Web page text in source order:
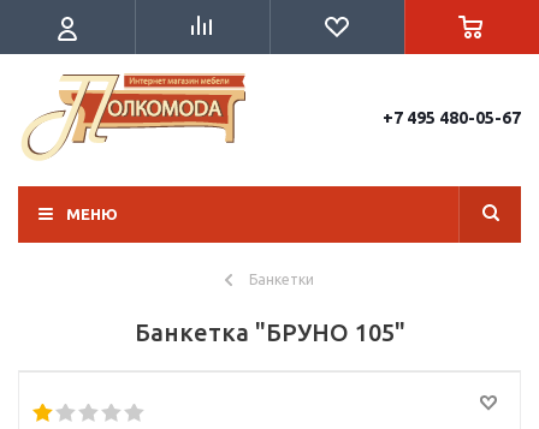
+7 495 480-05-67
МЕНЮ
Банкетки
Банкетка "БРУНО 105"